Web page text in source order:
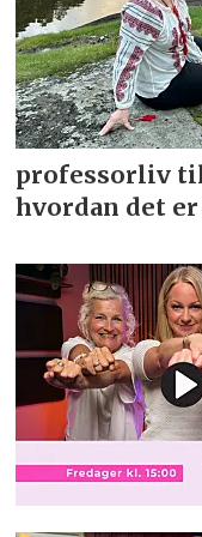
professorliv til
hvordan det